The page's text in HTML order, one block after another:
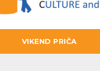
VIKEND PRIČA